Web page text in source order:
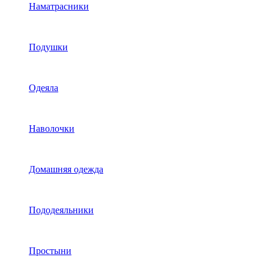
Наматрасники
Подушки
Одеяла
Наволочки
Домашняя одежда
Пододеяльники
Простыни